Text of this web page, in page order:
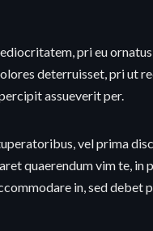
pri eu
deterruisset, pri ut
assueverit per.
vel prima
quaerendum vim te, in
in, sed debet